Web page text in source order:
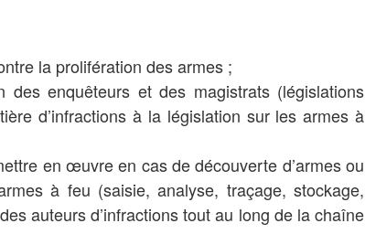
la prolifération des armes ;
des enquêteurs et des magistrats (législations
d’infractions à la législation sur les armes à
en œuvre en cas de découverte d’armes ou
à feu (saisie, analyse, traçage, stockage,
auteurs d’infractions tout au long de la chaîne